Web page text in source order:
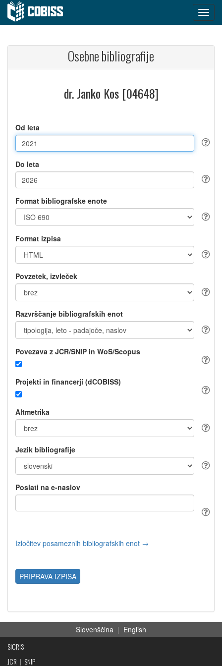
Osebne bibliografije
dr. Janko Kos [04648]
Od leta
Do leta
Format bibliografske enote
Format izpisa
Povzetek, izvleček
Razvrščanje bibliografskih enot
Povezava z JCR/SNIP in WoS/Scopus
Projekti in financerji (dCOBISS)
Altmetrika
Jezik bibliografije
Poslati na e-naslov
Izločitev posameznih bibliografskih enot →
PRIPRAVA IZPISA
Slovenščina | English
SICRIS
JCR | SNIP